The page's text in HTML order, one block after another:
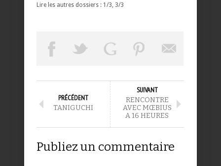
Lire les autres dossiers : 1/3, 3/3
PRÉCÉDENT
TANIGUCHI
SUIVANT
RENCONTRE
AVEC MŒBIUS
A 16 HEURES
Publiez un commentaire